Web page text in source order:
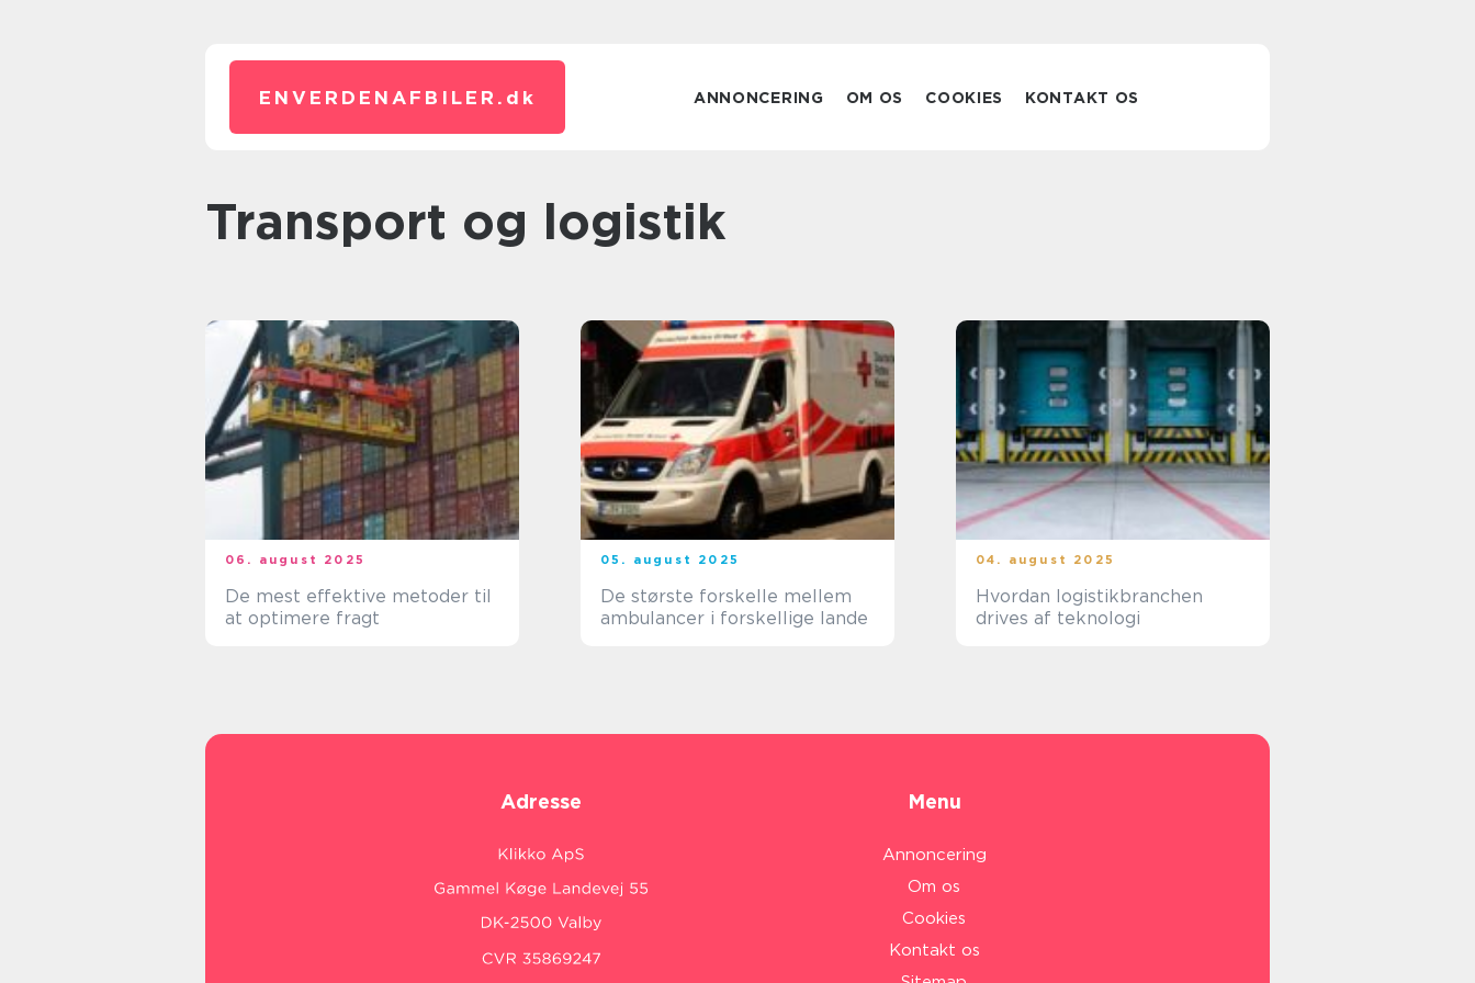
ENVERDENAFBILER. dk ANNONCERING OM OS COOKIES KONTAKT OS
Transport og logistik
06. august 2025
De mest effektive metoder til
at optimere fragt
05. august 2025
De største forskelle mellem
ambulancer i forskellige lande
04. august 2025
Hvordan logistikbranchen
drives af teknologi
Adresse Menu
Annoncering
Om os
Cookies
Kontakt os